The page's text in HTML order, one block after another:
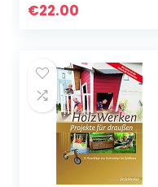
€22.00